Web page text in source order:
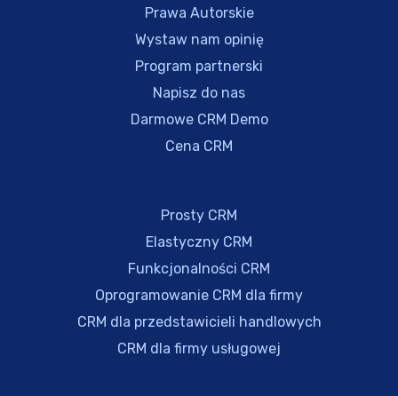
Prawa Autorskie
Wystaw nam opinię
Program partnerski
Napisz do nas
Darmowe CRM Demo
Cena CRM
Prosty CRM
Elastyczny CRM
Funkcjonalności CRM
Oprogramowanie CRM dla firmy
CRM dla przedstawicieli handlowych
CRM dla firmy usługowej